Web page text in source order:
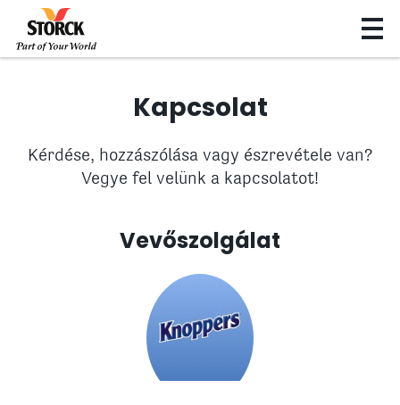
Kapcsolat
Kérdése, hozzászólása vagy észrevétele van?
Vegye fel velünk a kapcsolatot!
Vevőszolgálat